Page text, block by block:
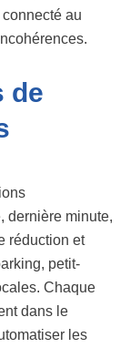
au
de
dernière minute,
réduction et
petit-
Chaque
dans le
les